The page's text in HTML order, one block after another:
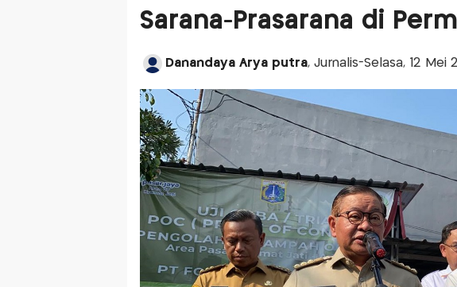
Sarana-Prasarana di
Danandaya Arya putra, Jurnalis-Selasa, 12 Mei